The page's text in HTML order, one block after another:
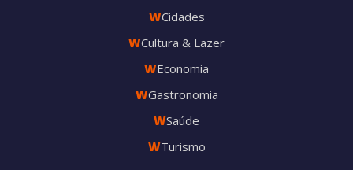
WCidades
WCultura & Lazer
WEconomia
WGastronomia
WSaúde
WTurismo